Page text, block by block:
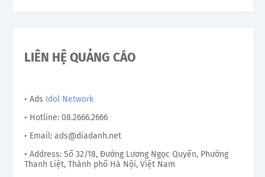
LIÊN HỆ QUẢNG CÁO
• Ads Idol Network
• Hotline: 08.2666.2666
• Email: ads@diadanh.net
• Address: Số 32/18, Đường Lương Ngọc Quyến, Phường
Thanh Liệt, Thành phố Hà Nội, Việt Nam